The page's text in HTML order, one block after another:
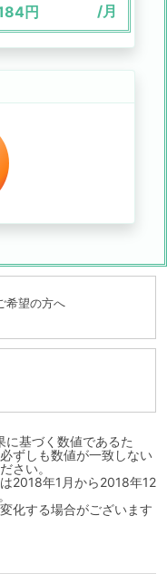
円 /月
希望の方へ
基づく数値であるた
ずしも数値が一致しない
さい。
2018年1月から2018年12
化する場合がございます